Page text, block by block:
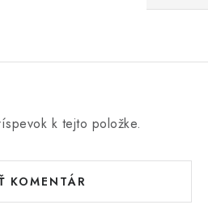
k tejto položke.
KOMENTÁR